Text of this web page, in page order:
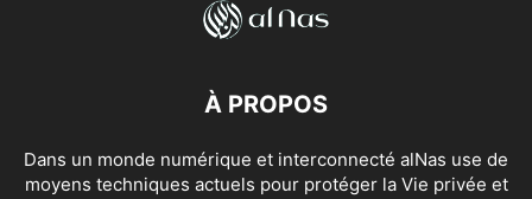
À PROPOS
Dans un monde numérique et interconnecté alNas use de
moyens techniques actuels pour protéger la Vie privée et